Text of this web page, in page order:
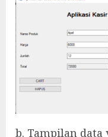
b. Tampilan data